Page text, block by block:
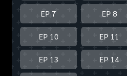
EP 7 EP 8
EP 10 EP 11
EP 13 EP 14